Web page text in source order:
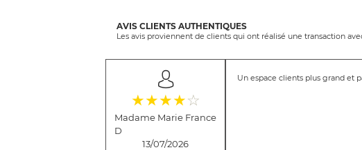
AVIS CLIENTS AUTHENTIQUES
Les avis proviennent de clients qui ont réalisé une transaction
(*)
★ (*)
★ (*)
★ (*)
★ ( )
☆
Madame Marie France
D
13/07/2026
Un espace clients plus grand et